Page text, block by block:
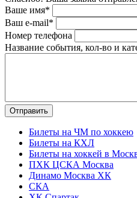
Ваше имя*
Ваш e-mail*
Номер телефона
Название события, кол-во и
Билеты на ЧМ по хоккею
Билеты на КХЛ
Билеты на хоккей в
ПХК ЦСКА Москва
Динамо Москва ХК
СКА